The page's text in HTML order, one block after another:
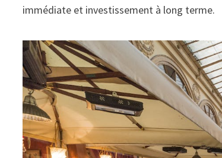
immédiate et investissement à long terme.